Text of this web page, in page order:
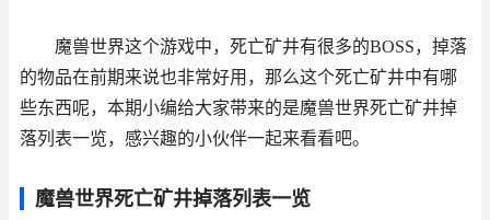
魔兽世界这个游戏中，死亡矿井有很多的BOSS，掉落
的物品在前期来说也非常好用，那么这个死亡矿井中有哪
些东西呢，本期小编给大家带来的是魔兽世界死亡矿井掉
落列表一览，感兴趣的小伙伴一起来看看吧。
魔兽世界死亡矿井掉落列表一览